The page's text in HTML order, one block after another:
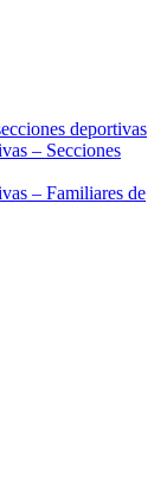
deportivas
– Secciones
– Familiares de